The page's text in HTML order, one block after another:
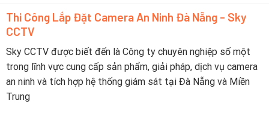
trực
tiếp
thoại
pin
dưới
2
tiếng
Thi Công Lắp Đặt Camera An Ninh Đà Nẵng - Sky
CCTV
Sky CCTV được biết đến là Công ty chuyên nghiệp số một
trong lĩnh vực cung cấp sản phẩm, giải pháp, dịch vụ camera
an ninh và tích hợp hệ thống giám sát tại Đà Nẵng và Miền
Trung